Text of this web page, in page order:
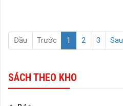
Đầu Trước 1 2 3 Sau
SÁCH THEO KHO